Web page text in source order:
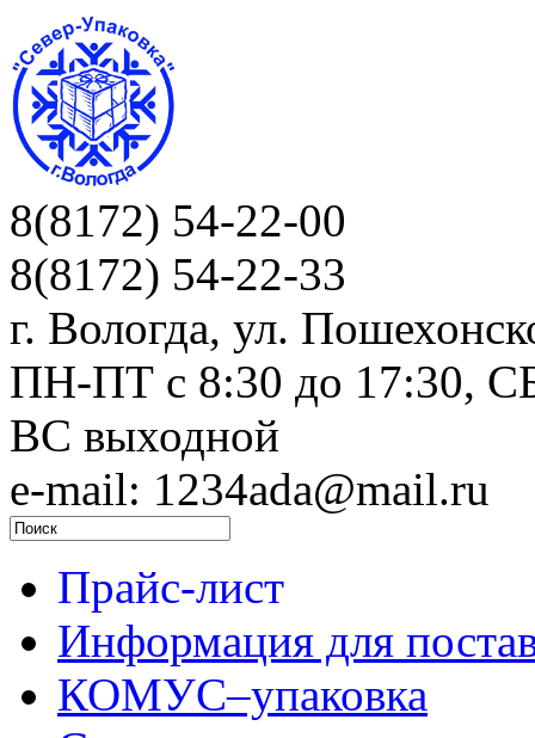
8(8172) 54-22-00
8(8172) 54-22-33
г. Вологда, ул.
ПН-ПТ c 8:30 до 17:30,
ВС выходной
e-mail: 1234ada@mail.ru
Прайс-лист
Информация для
КОМУС–упаковка